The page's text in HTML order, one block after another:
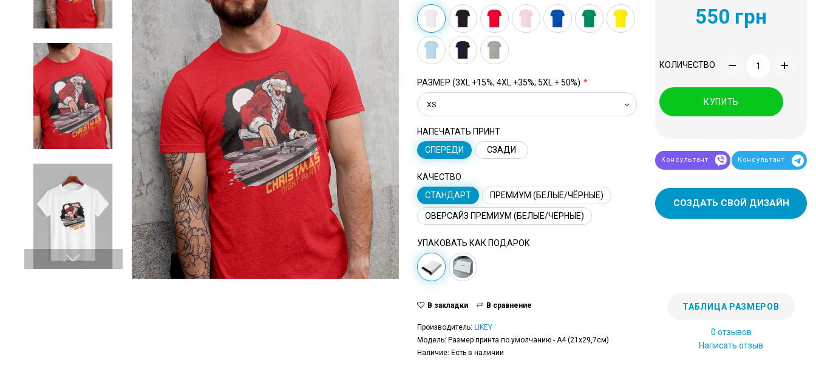
РАЗМЕР (3XL +15%; 4XL +35%; 5XL + 50%)
XS
НАПЕЧАТАТЬ ПРИНТ
СПЕРЕДИ
СЗАДИ
КАЧЕСТВО
СТАНДАРТ
ПРЕМИУМ (БЕЛЫЕ/ЧЁРНЫЕ)
ОВЕРСАЙЗ ПРЕМИУМ (БЕЛЫЕ/ЧЁРНЫЕ)
УПАКОВАТЬ КАК ПОДАРОК
550 грн
КОЛИЧЕСТВО
КУПИТЬ
Консультант Консультант
СОЗДАТЬ СВОЙ ДИЗАЙН
В закладки В сравнение
Производитель: LIKEY
Модель: Размер принта по умолчанию - А4 (21x29,7см)
Наличие: Есть в наличии
ТАБЛИЦА РАЗМЕРОВ
0 отзывов
Написать отзыв